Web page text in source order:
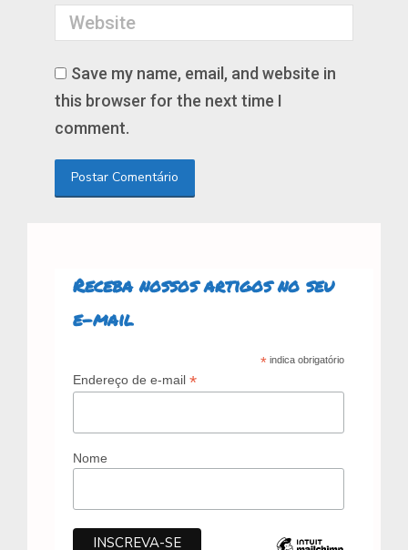
Website
Save my name, email, and website in
this browser for the next time I
comment.
Postar Comentário
Receba nossos artigos no seu
e-mail
*indica obrigatório
Endereço de e-mail *
Nome